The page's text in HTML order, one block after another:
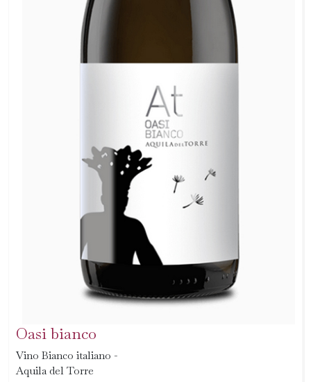
Oasi bianco
Vino Bianco italiano -
Aquila del Torre